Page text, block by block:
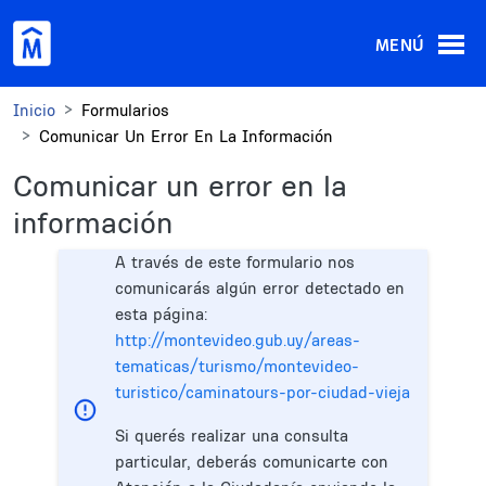
MENÚ
Inicio
Formularios
Comunicar Un Error En La Información
Comunicar un error en la
información
A través de este formulario nos
comunicarás algún error detectado en
esta página:
http://montevideo.gub.uy/areas-
tematicas/turismo/montevideo-
turistico/caminatours-por-ciudad-vieja
Si querés realizar una consulta
particular, deberás comunicarte con